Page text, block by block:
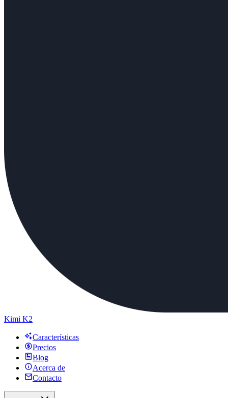
Kimi K2
Características
Precios
Blog
Acerca de
Contacto